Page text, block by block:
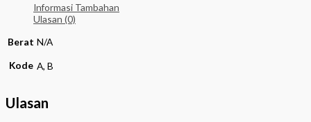
Informasi Tambahan
Ulasan (0)
Berat N/A
Kode A, B
Ulasan